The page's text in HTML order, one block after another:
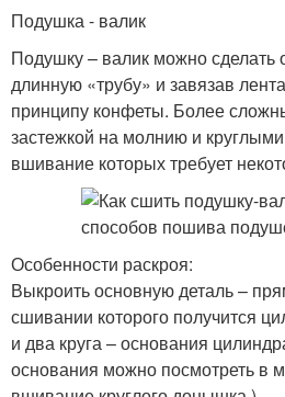
Подушка - валик
Подушку – валик можно сделать
длинную «трубу» и завязав
принципу конфеты. Более
застежкой на молнию и
вшивание которых требует
Особенности раскроя:
Выкроить основную деталь –
сшивании которого получится
и два круга – основания
основания можно посмотреть в